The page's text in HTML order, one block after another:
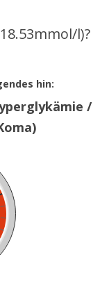
l)?
hin:
/